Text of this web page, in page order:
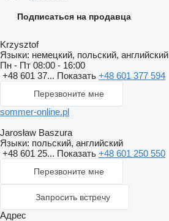
Подписаться на продавца
Krzysztof
Языки: немецкий, польский, английский
Пн - Пт 08:00 - 16:00
+48 601 37... Показать +48 601 377 594
Перезвоните мне
sommer-online.pl
Jarosław Baszura
Языки: польский, английский
+48 601 25... Показать +48 601 250 550
Перезвоните мне
Запросить встречу
Адрес